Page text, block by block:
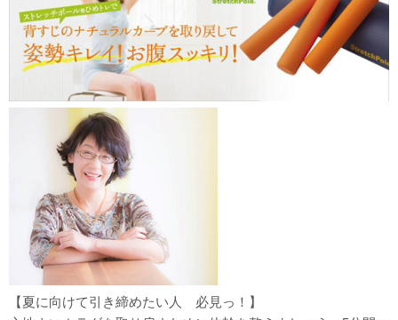
【夏に向けて引き締めたい人 必見っ！】